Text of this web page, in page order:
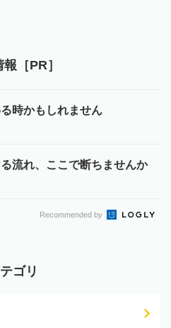
［PR］
時かもしれません
流れ、ここで断ちませんか
Recommended by
ゴリ